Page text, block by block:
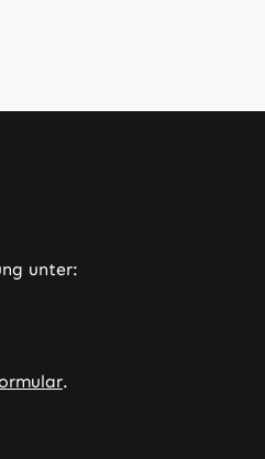
unter:
.
– öffnet in neuem Tab
– öffnet in neuem Tab
inspirieren – öffnet in
X – öffnet in neuem Tab